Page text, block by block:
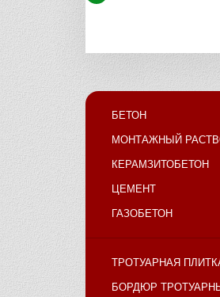
БЕТОН
МОНТАЖНЫЙ
КЕРАМЗИТОБЕТОН
ЦЕМЕНТ
ГАЗОБЕТОН
ТРОТУАРНАЯ
БОРДЮР